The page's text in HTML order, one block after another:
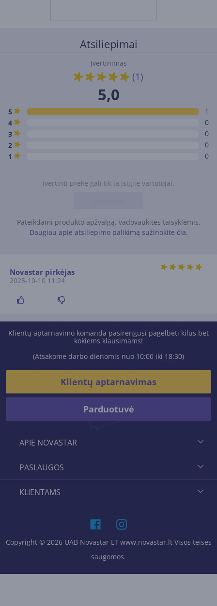
Atsiliepimai
Įvertinimas
(1)
5,0
5
1
4
0
3
0
2
0
1
0
Įvertinti prekę gali tik ją įsigiję vartotojai.
Pateikdami produkto apžvalgą, vadovaukitės taisyklėmis.
Daugiau apie atsiliepimo palikimą sužinokite čia.
Novastar pirkėjas
2025-10-10 11:24
APIE NOVASTAR
PASLAUGOS
KLIENTAMS
Klientų aptarnavimo komanda pasirengusi pagelbėti kilus bet
kokiems klausimams!
(Atsakome darbo dienomis nuo 10:00 iki 18:30)
Klientų aptarnavimas
Parduotuvė
Copyright © 2026 UAB Novastar LT www.novastar.lt Visos teisės
saugomos.